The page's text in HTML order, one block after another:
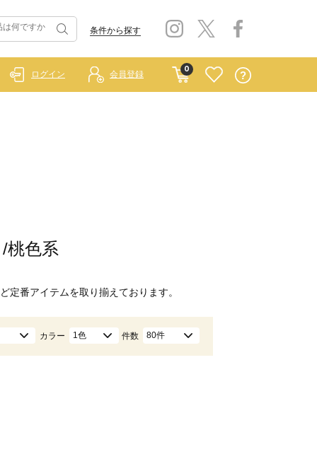
条件から探す
0
ログイン 会員登録
桃色系
定番アイテムを取り揃えております。
カラー 1色 件数 80件